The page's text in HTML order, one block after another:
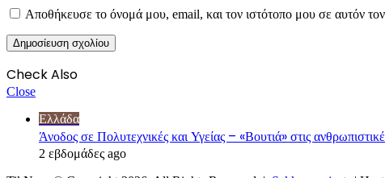
Αποθήκευσε το όνομά μου, email, και τον ιστότοπο μου σε αυτόν
Check Also
Close
Ελλάδα
Άνοδος σε Πολυτεχνικές και Υγείας – «Βουτιά» στις
2 εβδομάδες ago